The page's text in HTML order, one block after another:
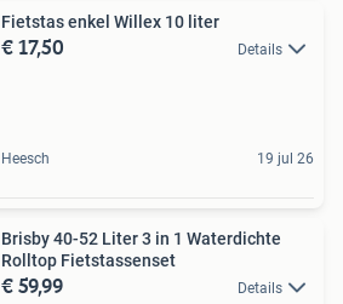
Fietstas enkel Willex 10 liter
€ 17,50 Details
Heesch 19 jul 26
Brisby 40-52 Liter 3 in 1 Waterdichte
Rolltop Fietstassenset
€ 59,99 Details